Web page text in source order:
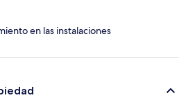
en las instalaciones